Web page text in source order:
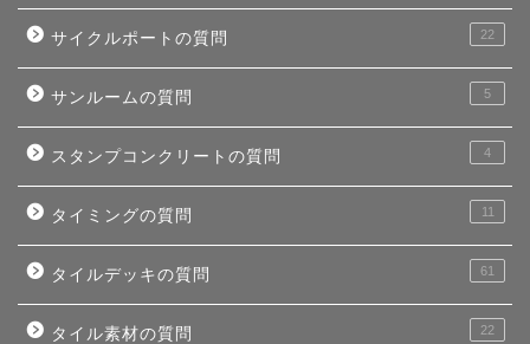
サイクルポートの質問 22
サンルームの質問 5
スタンプコンクリートの質問 4
タイミングの質問 11
タイルデッキの質問 61
タイル素材の質問 22